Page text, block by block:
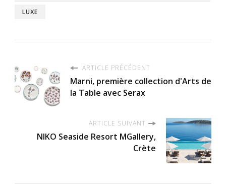
LUXE
ARTICLE PRÉCÉDENT
Marni, première collection d'Arts de
la Table avec Serax
ARTICLE SUIVANT
NIKO Seaside Resort MGallery,
Crète